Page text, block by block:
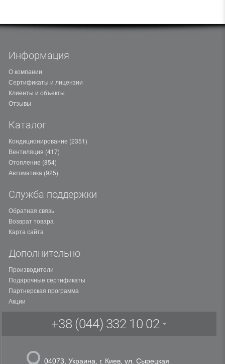
Информация
О компании
Сертификаты и лицензии
Клиенты и объекты
Отзывы
Каталог
Кондиционирование (2351)
Вентиляция (417)
Отопление (854)
Автоматика (925)
Служба поддержки
Обратная связь
Возврат товара
Карта сайта
Дополнительно
Производители
Подарочные сертификаты
Партнерская программа
Акции
+38 (044) 332 10 02
04073, Украина, г. Киев, ул. Сырецкая